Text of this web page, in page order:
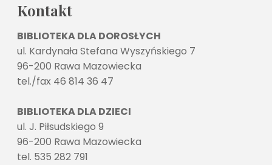
Kontakt
BIBLIOTEKA DLA DOROSŁYCH
ul. Kardynała Stefana Wyszyńskiego 7
96-200 Rawa Mazowiecka
tel./fax 46 814 36 47
BIBLIOTEKA DLA DZIECI
ul. J. Piłsudskiego 9
96-200 Rawa Mazowiecka
tel. 535 282 791